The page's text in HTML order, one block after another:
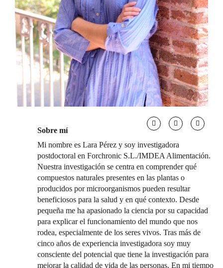
Sobre mí
Mi nombre es Lara Pérez y soy investigadora
postdoctoral en Forchronic S.L./IMDEA Alimentación.
Nuestra investigación se centra en comprender qué
compuestos naturales presentes en las plantas o
producidos por microorganismos pueden resultar
beneficiosos para la salud y en qué contexto. Desde
pequeña me ha apasionado la ciencia por su capacidad
para explicar el funcionamiento del mundo que nos
rodea, especialmente de los seres vivos. Tras más de
cinco años de experiencia investigadora soy muy
consciente del potencial que tiene la investigación para
mejorar la calidad de vida de las personas. En mi tiempo